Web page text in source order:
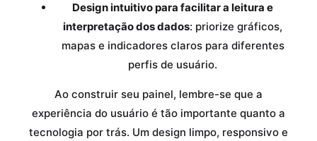
Design intuitivo para facilitar a leitura e
interpretação dos dados: priorize gráficos,
mapas e indicadores claros para diferentes
perfis de usuário.
Ao construir seu painel, lembre-se que a
experiência do usuário é tão importante quanto a
tecnologia por trás. Um design limpo, responsivo e